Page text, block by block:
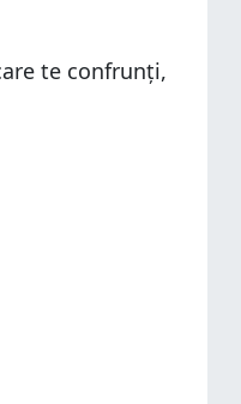
te confrunți,